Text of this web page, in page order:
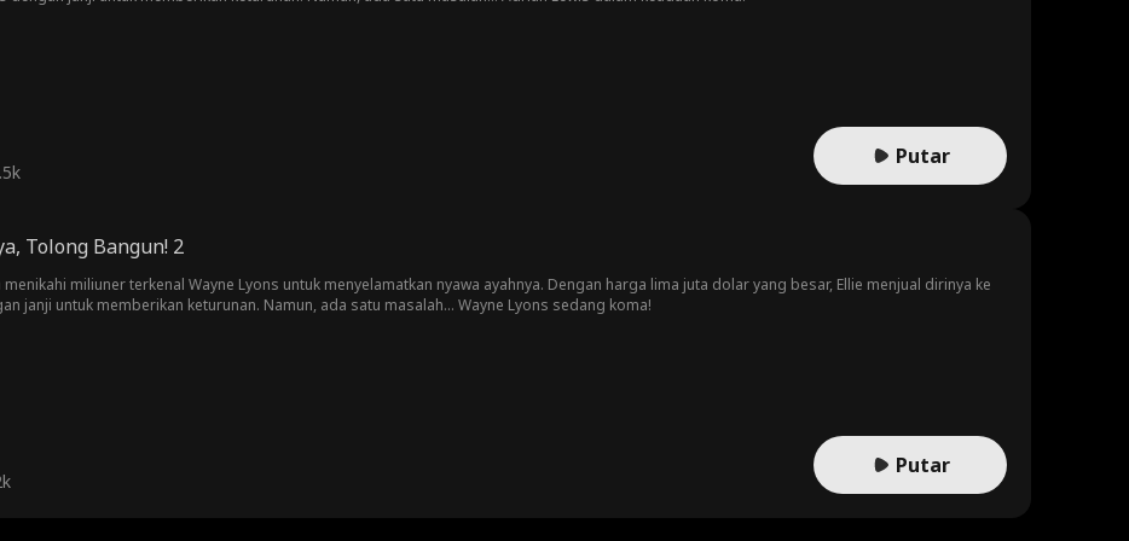
Putar
Tolong Bangun! 2
miliuner terkenal Wayne Lyons untuk menyelamatkan nyawa ayahnya. Dengan harga lima juta dolar yang besar, Ellie menjual dirinya ke
janji untuk memberikan keturunan. Namun, ada satu masalah... Wayne Lyons sedang koma!
Putar